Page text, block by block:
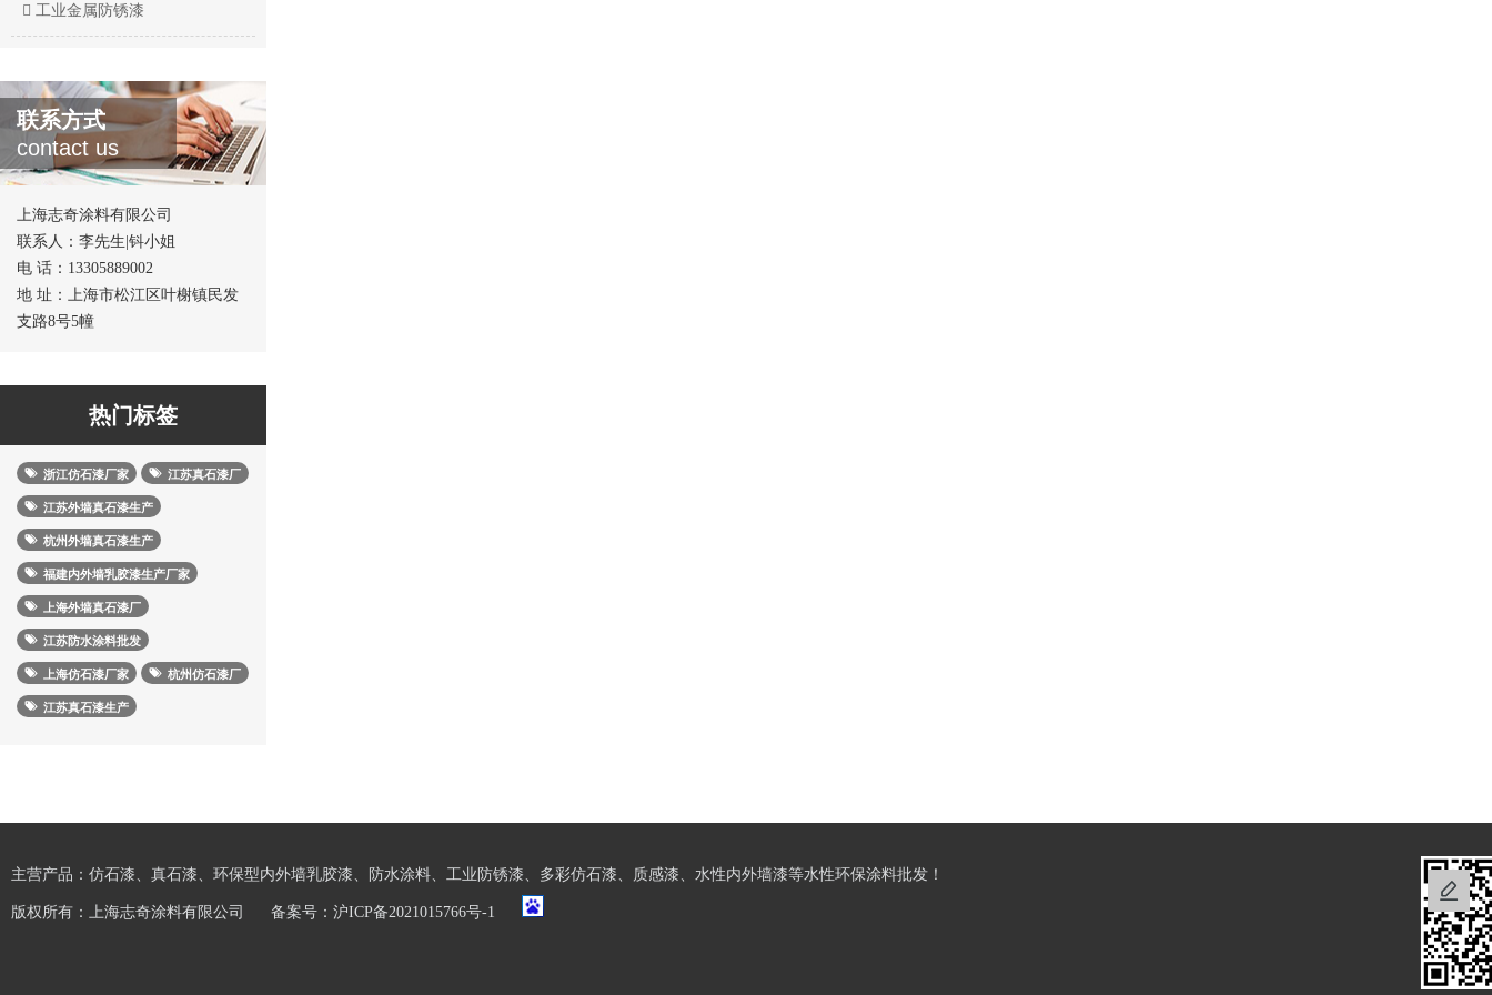
工业金属防锈漆
联系方式
contact us
上海志奇涂料有限公司
联系人：李先生|钭小姐
电 话：13305889002
地 址：上海市松江区叶榭镇民发
支路8号5幢
热门标签
浙江仿石漆厂家 江苏真石漆厂
江苏外墙真石漆生产
杭州外墙真石漆生产
福建内外墙乳胶漆生产厂家
上海外墙真石漆厂
江苏防水涂料批发
上海仿石漆厂家 杭州仿石漆厂
江苏真石漆生产
主营产品：仿石漆、真石漆、环保型内外墙乳胶漆、防水涂料、工业防锈漆、多彩仿石漆、质感漆、水性内外墙漆等水性环保涂料批发！
版权所有：上海志奇涂料有限公司 备案号： 沪ICP备2021015766号-1